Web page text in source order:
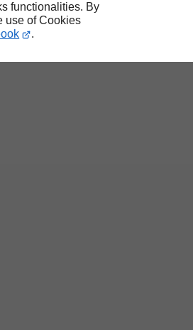
functionalities. By
use of Cookies
.